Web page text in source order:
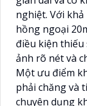
nghiệt. Với
hồng ngoại
điều kiện thiếu
ảnh rõ nét và
Một ưu điểm
phải chăng và
chuyên dụng